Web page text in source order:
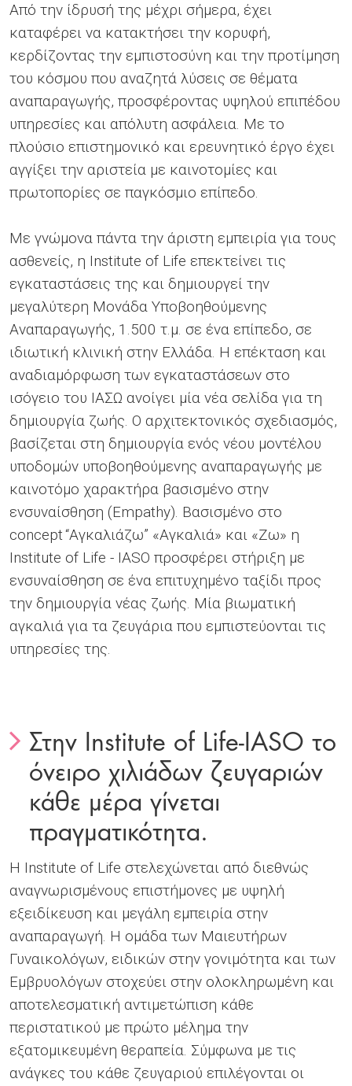
Από την ίδρυσή της μέχρι σήμερα, έχει
καταφέρει να κατακτήσει την κορυφή,
κερδίζοντας την εμπιστοσύνη και την προτίμηση
του κόσμου που αναζητά λύσεις σε θέματα
αναπαραγωγής, προσφέροντας υψηλού επιπέδου
υπηρεσίες και απόλυτη ασφάλεια. Με το
πλούσιο επιστημονικό και ερευνητικό έργο έχει
αγγίξει την αριστεία με καινοτομίες και
πρωτοπορίες σε παγκόσμιο επίπεδο.
Με γνώμονα πάντα την άριστη εμπειρία για τους
ασθενείς, η Institute of Life επεκτείνει τις
εγκαταστάσεις της και δημιουργεί την
μεγαλύτερη Μονάδα Υποβοηθούμενης
Αναπαραγωγής, 1.500 τ.μ. σε ένα επίπεδο, σε
ιδιωτική κλινική στην Ελλάδα. Η επέκταση και
αναδιαμόρφωση των εγκαταστάσεων στο
ισόγειο του ΙΑΣΩ ανοίγει μία νέα σελίδα για τη
δημιουργία ζωής. Ο αρχιτεκτονικός σχεδιασμός,
βασίζεται στη δημιουργία ενός νέου μοντέλου
υποδομών υποβοηθούμενης αναπαραγωγής με
καινοτόμο χαρακτήρα βασισμένο στην
ενσυναίσθηση (Empathy). Βασισμένο στο
concept “Αγκαλιάζω” «Αγκαλιά» και «Ζω» η
Institute of Life - IASO προσφέρει στήριξη με
ενσυναίσθηση σε ένα επιτυχημένο ταξίδι προς
την δημιουργία νέας ζωής. Μία βιωματική
αγκαλιά για τα ζευγάρια που εμπιστεύονται τις
υπηρεσίες της.
Στην Institute of Life-IASO το
όνειρο χιλιάδων ζευγαριών
κάθε μέρα γίνεται
πραγματικότητα.
Η Institute of Life στελεχώνεται από διεθνώς
αναγνωρισμένους επιστήμονες με υψηλή
εξειδίκευση και μεγάλη εμπειρία στην
αναπαραγωγή. Η ομάδα των Μαιευτήρων
Γυναικολόγων, ειδικών στην γονιμότητα και των
Εμβρυολόγων στοχεύει στην ολοκληρωμένη και
αποτελεσματική αντιμετώπιση κάθε
περιστατικού με πρώτο μέλημα την
εξατομικευμένη θεραπεία. Σύμφωνα με τις
ανάγκες του κάθε ζευγαριού επιλέγονται οι